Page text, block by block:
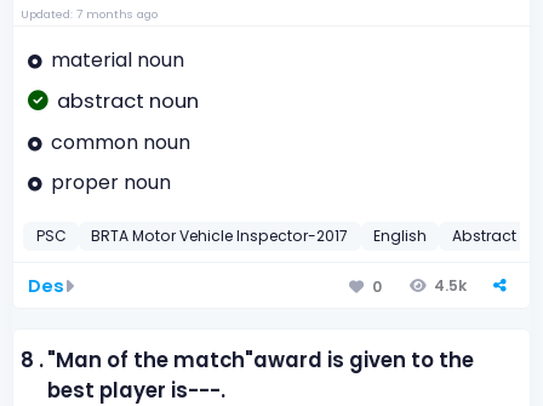
Updated: 7 months ago
material noun
abstract noun
common noun
proper noun
PSC BRTA Motor Vehicle Inspector-2017 English Abstract
Des 0 4.5k
8 ."Man of the match"award is given to the
best player is---.